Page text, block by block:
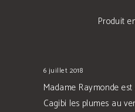
Produit
6 juillet 2018
Madame Raymonde
Cagibi les plumes au